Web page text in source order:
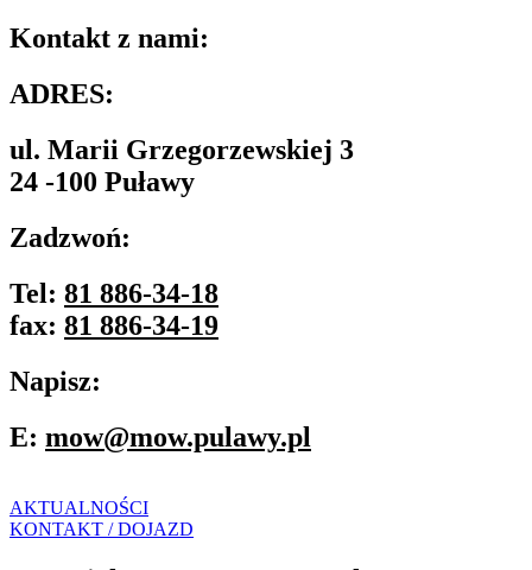
Kontakt z nami:
ADRES:
ul. Marii Grzegorzewskiej 3
24 -100 Puławy
Zadzwoń:
Tel: 81 886-34-18
fax: 81 886-34-19
Napisz:
E: mow@mow.pulawy.pl
AKTUALNOŚCI
KONTAKT / DOJAZD